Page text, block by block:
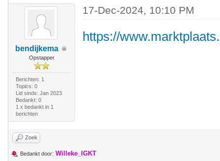
bendijkema
Opstapper
Berichten: 1
Topics: 0
Lid sinds: Jan 2023
Bedankt: 0
1 x bedankt in 1
berichten
17-Dec-2024, 10:10 PM
https://
Zoek
Bedankt door: Willeke_IGKT